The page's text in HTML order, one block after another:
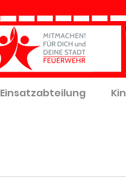
Einsatzabteilung